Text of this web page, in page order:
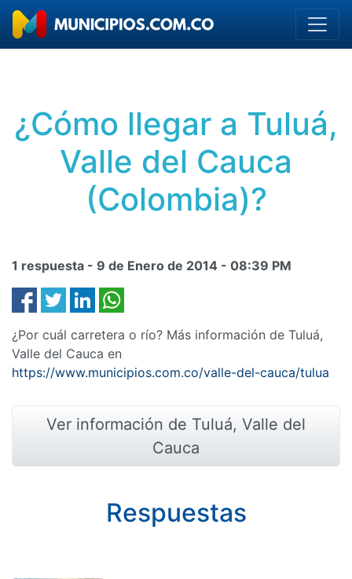
¿Cómo llegar a Tuluá,
Valle del Cauca
(Colombia)?
1 respuesta - 9 de Enero de 2014 - 08:39 PM
¿Por cuál carretera o río? Más información de Tuluá,
Valle del Cauca en
https://www.municipios.com.co/valle-del-cauca/tulua
Ver información de Tuluá, Valle del
Cauca
Respuestas